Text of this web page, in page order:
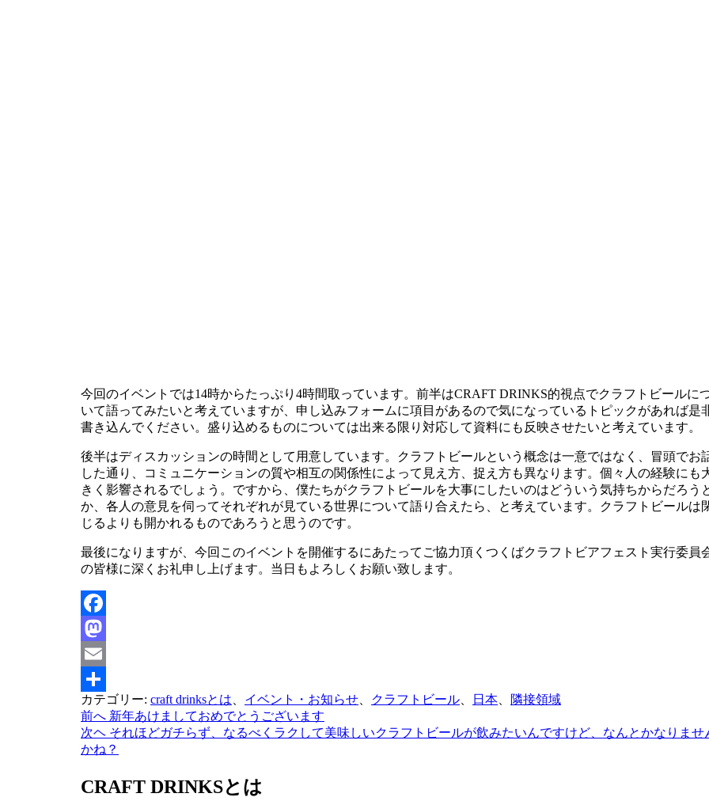
今回のイベントでは14時からたっぷり4時間取っています。前半はCRAFT DRINKS的視点でクラフトビールに
いて語ってみたいと考えていますが、申し込みフォームに項目があるので気になっているトピックがあれば是
書き込んでください。盛り込めるものについては出来る限り対応して資料にも反映させたいと考えています。
後半はディスカッションの時間として用意しています。クラフトビールという概念は一意ではなく、冒頭でお
した通り、コミュニケーションの質や相互の関係性によって見え方、捉え方も異なります。個々人の経験にも
きく影響されるでしょう。ですから、僕たちがクラフトビールを大事にしたいのはどういう気持ちからだろう
か、各人の意見を伺ってそれぞれが見ている世界について語り合えたら、と考えています。クラフトビールは
じるよりも開かれるものであろうと思うのです。
最後になりますが、今回このイベントを開催するにあたってご協力頂くつくばクラフトビアフェスト実行委員
の皆様に深くお礼申し上げます。当日もよろしくお願い致します。
Facebook
Mastodon
Email
共
有
カテゴリー: craft drinksとは イベント・お知らせ クラフトビール 日本 隣接領域
投
稿
ビ
前へ 新年あけましておめでとうございます
次ヘ それほどガチらず、なるべくラクして美味しいクラフトビールが飲みたいんですけど、なんとかなりませ
かね？
CRAFT DRINKSとは